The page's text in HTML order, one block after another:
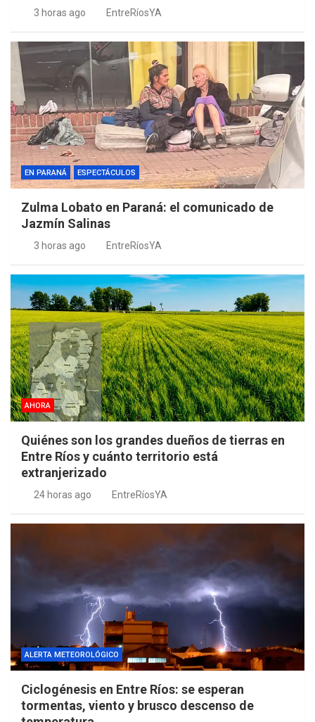
3 horas ago EntreRíosYA
EN PARANÁ ESPECTÁCULOS
Zulma Lobato en Paraná: el comunicado de
Jazmín Salinas
3 horas ago EntreRíosYA
AHORA
Quiénes son los grandes dueños de tierras en
Entre Ríos y cuánto territorio está
extranjerizado
24 horas ago EntreRíosYA
ALERTA METEOROLÓGICO
Ciclogénesis en Entre Ríos: se esperan
tormentas, viento y brusco descenso de